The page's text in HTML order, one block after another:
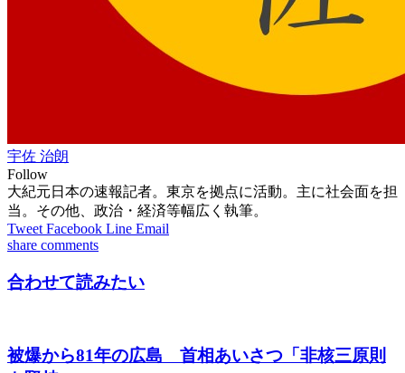
宇佐 治朗
Follow
大紀元日本の速報記者。東京を拠点に活動。主に社会面を担
当。その他、政治・経済等幅広く執筆。
Tweet Facebook Line Email
share comments
合わせて読みたい
被爆から81年の広島 首相あいさつ「非核三原則